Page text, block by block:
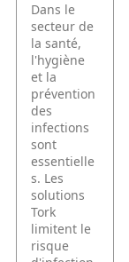
Dans le
secteur de
la santé,
l'hygiène
et la
prévention
des
infections
sont
essentielle
s. Les
solutions
Tork
limitent le
risque